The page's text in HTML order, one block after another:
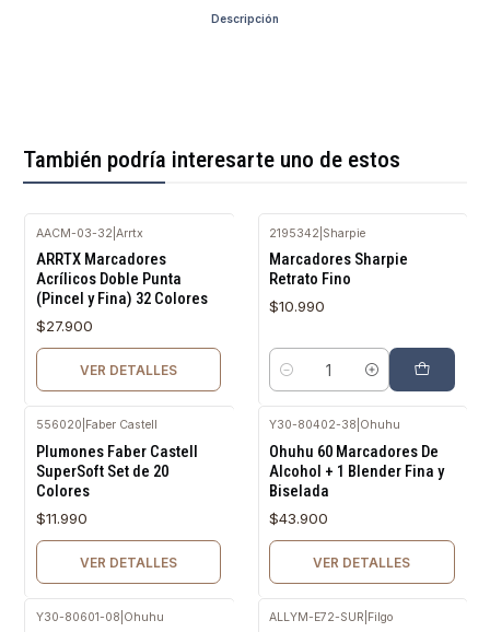
Descripción
También podría interesarte uno de estos
AACM-03-32 Arrtx
ARRTX Marcadores
Acrílicos Doble Punta
(Pincel y Fina) 32 Colores
$27.900
VER DETALLES
2195342 Sharpie
Marcadores Sharpie
Retrato Fino
$10.990
Cantidad
556020 Faber Castell
Plumones Faber Castell
SuperSoft Set de 20
Colores
$11.990
VER DETALLES
Y30-80402-38 Ohuhu
Ohuhu 60 Marcadores De
Alcohol + 1 Blender Fina y
Biselada
$43.900
VER DETALLES
Y30-80601-08 Ohuhu ALLYM-E72-SUR Filgo